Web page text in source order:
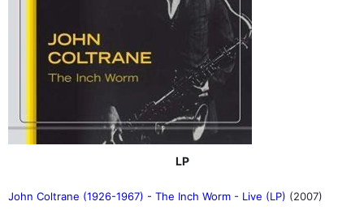
LP
John Coltrane (1926-1967) - The Inch Worm - Live (LP) (2007)